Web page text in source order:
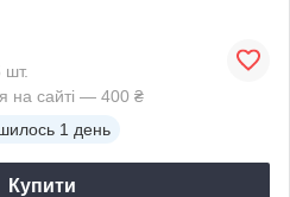
на сайті — 400 ₴
1 день
Купити